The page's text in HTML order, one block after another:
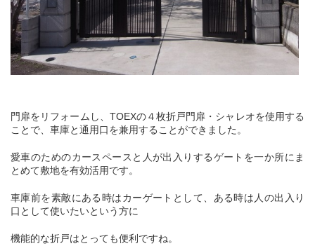
門扉をリフォームし、TOEXの４枚折戸門扉・シャレオを使用する
ことで、車庫と通用口を兼用することができました。
愛車のためのカースペースと人が出入りするゲートを一か所にま
とめて敷地を有効活用です。
車庫前を素敵にある時はカーゲートとして、ある時は人の出入り
口として使いたいという方に
機能的な折戸はとっても便利ですね。